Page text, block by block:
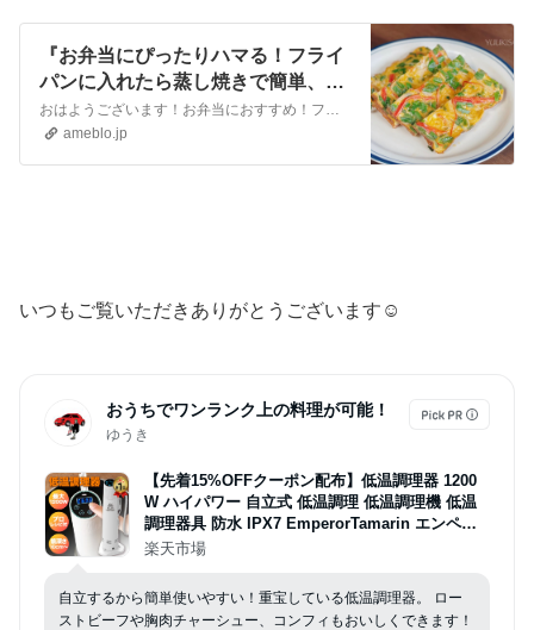
『お弁当にぴったりハマる！フライ
パンに入れたら蒸し焼きで簡単、彩
り綺麗な中華風卵焼き！』
おはようございます！お弁当におすすめ！フライパンに入れたら蒸し焼き簡単、卵焼きレシピのご紹介です♪具材を混ぜ合わせて卵焼きフライパンに入れたらあとは蒸し焼きす…
ameblo.jp
いつもご覧いただきありがとうございます☺︎
おうちでワンランク上の料理が可能！
ゆうき
【先着15%OFFクーポン配布】低温調理器 1200
W ハイパワー 自立式 低温調理 低温調理機 低温
調理器具 防水 IPX7 EmperorTamarin エンペラ
ータマリン スロークッカー タイマー 温度設定 タ
ーフ レシピ キッチン家電 ギフト
楽天市場
自立するから簡単使いやすい！重宝している低温調理器。 ロー
ストビーフや胸肉チャーシュー、コンフィもおいしくできます！